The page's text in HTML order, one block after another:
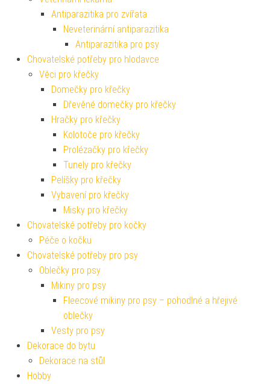
Antiparazitika pro zvířata
Neveterinární antiparazitika
Antiparazitika pro psy
Chovatelské potřeby pro hlodavce
Věci pro křečky
Domečky pro křečky
Dřevěné domečky pro křečky
Hračky pro křečky
Kolotoče pro křečky
Prolézačky pro křečky
Tunely pro křečky
Pelíšky pro křečky
Vybavení pro křečky
Misky pro křečky
Chovatelské potřeby pro kočky
Péče o kočku
Chovatelské potřeby pro psy
Oblečky pro psy
Mikiny pro psy
Fleecové mikiny pro psy – pohodlné a hřejivé
oblečky
Vesty pro psy
Dekorace do bytu
Dekorace na stůl
Hobby